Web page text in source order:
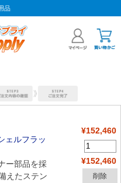
品
ェルフラッ
ー部品を採
えたステン
¥152,460
¥152,460